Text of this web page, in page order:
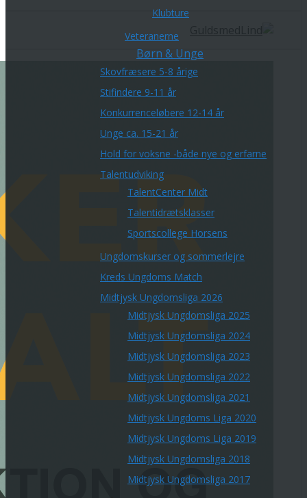
Klubture
Veteranerne
Børn & Unge
Skovfræsere 5-8 årige
Stifindere 9-11 år
Konkurrenceløbere 12-14 år
Unge ca. 15-21 år
Hold for voksne -både nye og erfarne
Talentudviking
TalentCenter Midt
Talentidrætsklasser
Sportscollege Horsens
Ungdomskurser og sommerlejre
Kreds Ungdoms Match
Midtjysk Ungdomsliga 2026
Midtjysk Ungdomsliga 2025
Midtjysk Ungdomsliga 2024
Midtjysk Ungdomsliga 2023
Midtjysk Ungdomsliga 2022
Midtjysk Ungdomsliga 2021
Midtjysk Ungdoms Liga 2020
Midtjysk Ungdoms Liga 2019
Midtjysk Ungdomsliga 2018
Midtjysk Ungdomsliga 2017